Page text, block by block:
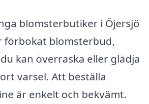
blomsterbutiker i Öjersjö
förbokat blomsterbud,
kan överraska eller glädja
varsel. Att beställa
är enkelt och bekvämt.